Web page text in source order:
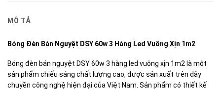
MÔ TẢ
Bóng Đèn Bán Nguyệt DSY 60w 3 Hàng Led Vuông Xịn 1m2
Bóng đèn bán nguyệt DSY 60w 3 hàng led vuông xịn 1m2 là một
sản phẩm chiếu sáng chất lượng cao, được sản xuất trên dây
chuyền công nghệ hiện đại của Việt Nam. Sản phẩm có thiết kế